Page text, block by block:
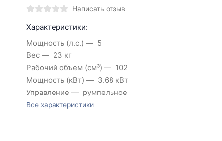
Написать отзыв
Характеристики:
Мощность (л.с.)
5
Вес
23 кг
Рабочий объем (см³)
102
Мощность (кВт)
3.68 кВт
Управление
румпельное
Все характеристики